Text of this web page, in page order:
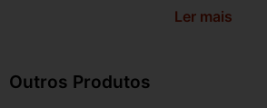
Ler mais
Outros Produtos